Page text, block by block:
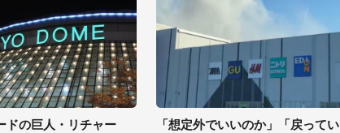
ドの巨人・リチャー
「想定外でいいのか」「戻ってい